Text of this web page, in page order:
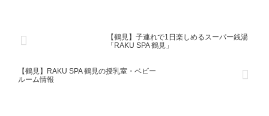
【鶴見】子連れで1日楽しめるスーパー銭湯
「RAKU SPA 鶴見」
【鶴見】RAKU SPA 鶴見の授乳室・ベビー
ルーム情報